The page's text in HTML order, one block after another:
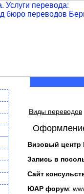
Виды переводов
Визовый
Запись в
Сайт
ЮАР форум: